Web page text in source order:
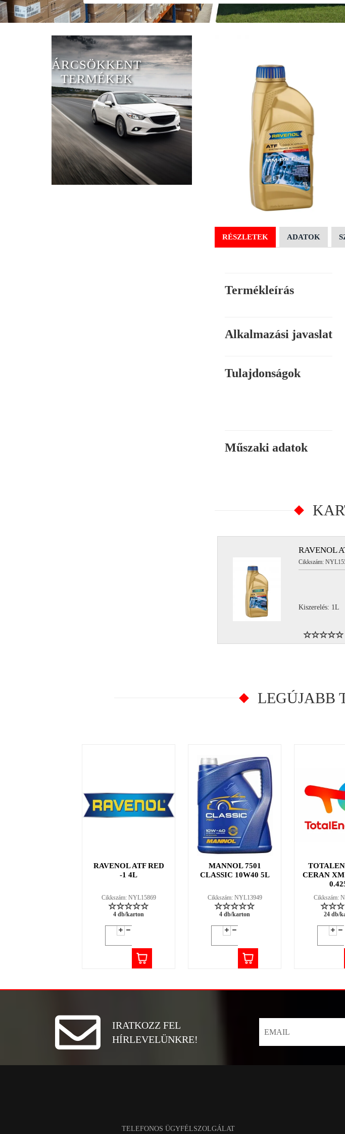
ÁRCSÖKKENT
TERMÉKEK
RÉSZLETEK ADATOK
Termékleírás
Alkalmazási javaslat
Tulajdonságok
Műszaki adatok
RAVENOL
Cikkszám:
Kiszerelés: 1L
LEGÚJABB
RAVENOL ATF RED
-1 4L
Cikkszám: NYL15869
4 db/karton
MANNOL 7501
CLASSIC 10W40 5L
Cikkszám: NYL13949
4 db/karton
CERAN XM
Cikkszám:
24 db/
IRATKOZZ FEL
HÍRLEVELÜNKRE!
TELEFONOS ÜGYFÉLSZOLGÁLAT